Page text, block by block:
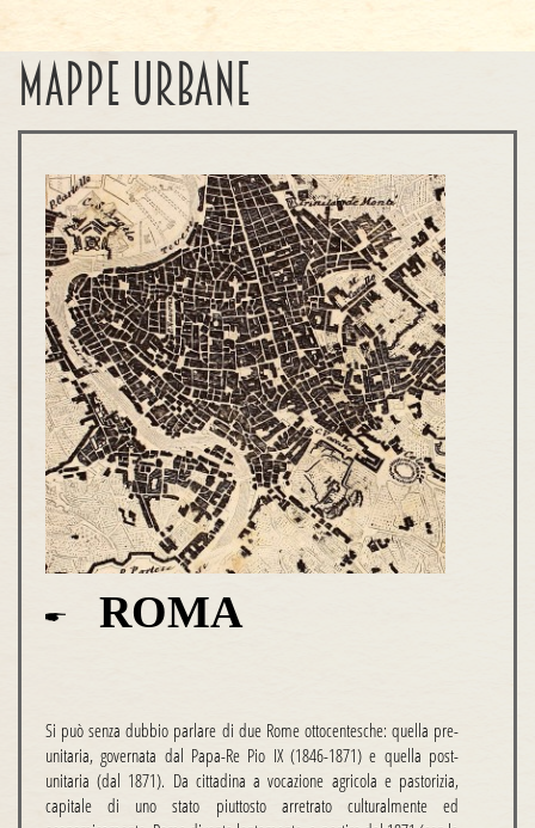
MAPPE URBANE
ROMA
Si può senza dubbio parlare di due Rome ottocentesche: quella pre-
unitaria, governata dal Papa-Re Pio IX (1846-1871) e quella post-
unitaria (dal 1871). Da cittadina a vocazione agricola e pastorizia,
capitale di uno stato piuttosto arretrato culturalmente ed